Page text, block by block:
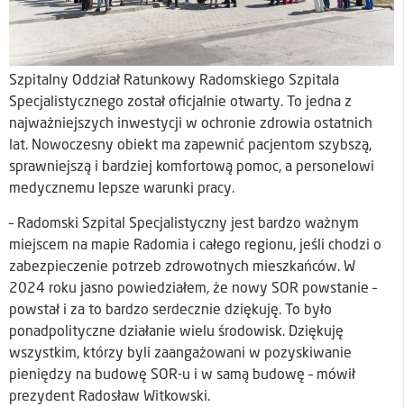
Szpitalny Oddział Ratunkowy Radomskiego Szpitala
Specjalistycznego został oficjalnie otwarty. To jedna z
najważniejszych inwestycji w ochronie zdrowia ostatnich
lat. Nowoczesny obiekt ma zapewnić pacjentom szybszą,
sprawniejszą i bardziej komfortową pomoc, a personelowi
medycznemu lepsze warunki pracy.
– Radomski Szpital Specjalistyczny jest bardzo ważnym
miejscem na mapie Radomia i całego regionu, jeśli chodzi o
zabezpieczenie potrzeb zdrowotnych mieszkańców. W
2024 roku jasno powiedziałem, że nowy SOR powstanie –
powstał i za to bardzo serdecznie dziękuję. To było
ponadpolityczne działanie wielu środowisk. Dziękuję
wszystkim, którzy byli zaangażowani w pozyskiwanie
pieniędzy na budowę SOR-u i w samą budowę – mówił
prezydent Radosław Witkowski.